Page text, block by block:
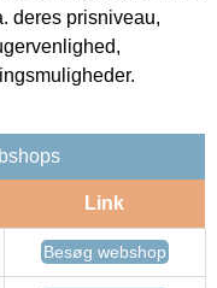
deres prisniveau,
Link
Besøg webshop